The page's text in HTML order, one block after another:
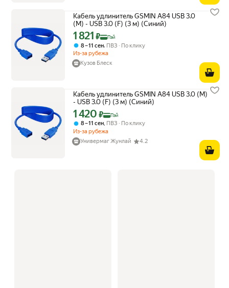
Кабель удлинитель GSMIN A84 USB 3.0
(M) - USB 3.0 (F) (3 м) (Синий)
Цена с картой Яндекс Пэй 1821 ₽ вместо
1 821 ₽ Пэй
8 – 11 сен, ПВЗ
По клику
Из-за рубежа
Кузов Блеск
Кабель удлинитель GSMIN A84 USB 3.0 (M)
- USB 3.0 (F) (3 м) (Синий)
Цена с картой Яндекс Пэй 1420 ₽ вместо
1 420 ₽ Пэй
8 – 11 сен, ПВЗ
По клику
Из-за рубежа
Универмаг Жунлай
4.2